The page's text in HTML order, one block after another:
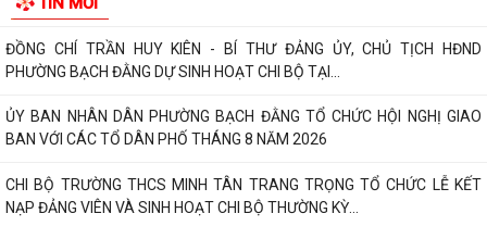
ĐỒNG CHÍ TRẦN HUY KIÊN - BÍ THƯ ĐẢNG ỦY, CHỦ TỊCH HĐND
PHƯỜNG BẠCH ĐẰNG DỰ SINH HOẠT CHI BỘ TẠI...
ỦY BAN NHÂN DÂN PHƯỜNG BẠCH ĐẰNG TỔ CHỨC HỘI NGHỊ GIAO
BAN VỚI CÁC TỔ DÂN PHỐ THÁNG 8 NĂM 2026
CHI BỘ TRƯỜNG THCS MINH TÂN TRANG TRỌNG TỔ CHỨC LỄ KẾT
NẠP ĐẢNG VIÊN VÀ SINH HOẠT CHI BỘ THƯỜNG KỲ...